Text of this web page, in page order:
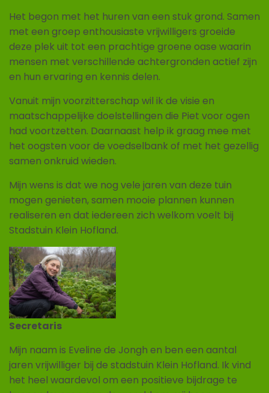
Het begon met het huren van een stuk grond. Samen
met een groep enthousiaste vrijwilligers groeide
deze plek uit tot een prachtige groene oase waarin
mensen met verschillende achtergronden actief zijn
en hun ervaring en kennis delen.
Vanuit mijn voorzitterschap wil ik de visie en
maatschappelijke doelstellingen die Piet voor ogen
had voortzetten. Daarnaast help ik graag mee met
het oogsten voor de voedselbank of met het gezellig
samen onkruid wieden.
Mijn wens is dat we nog vele jaren van deze tuin
mogen genieten, samen mooie plannen kunnen
realiseren en dat iedereen zich welkom voelt bij
Stadstuin Klein Hofland.
Secretaris
Mijn naam is Eveline de Jongh en ben een aantal
jaren vrijwilliger bij de stadstuin Klein Hofland. Ik vind
het heel waardevol om een positieve bijdrage te